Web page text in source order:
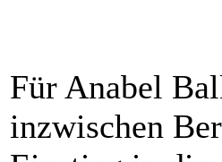
Für Anabel
inzwischen